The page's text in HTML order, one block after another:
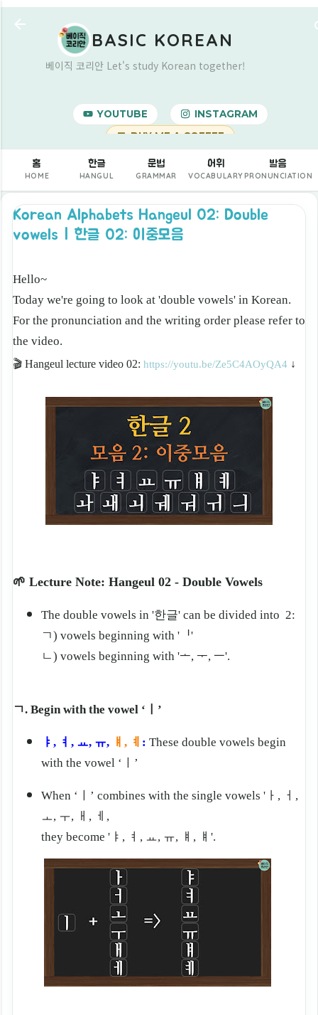
BASIC KOREAN
베이직 코리안 Let's study Korean together!
YOUTUBE
INSTAGRAM
BUY ME A COFFEE
홈
HOME
한글
HANGUL
문법
GRAMMAR
어휘
VOCABULARY
발음
PRONUNCIATION
Korean Alphabets Hangeul 02: Double
vowels | 한글 02: 이중모음
Hello~
Today we're going to look at 'double vowels' in Korean.
For the pronunciation and the writing order please refer to
the video.
🎬 Hangeul lecture video 02: https://youtu.be/Ze5C4AOyQA4 ↓
🌱 Lecture Note: Hangeul 02 - Double Vowels
The double vowels in '한글' can be divided into 2:
ㄱ) vowels beginning with 'ᅵ'
ㄴ) vowels beginning with 'ᅩ, ᅮ, ㅡ'.
ㄱ. Begin with the vowel ‘ ’
ㅑ, ㅕ, ㅛ, ㅠ, ㅒ, ㅖ : These double vowels begin
with the vowel ‘ㅣ ’
When ‘ ’ combines with the single vowels ' ㅏ , ㅓ ,
ㅗ, ㅜ, ㅐ , ㅔ,
they become 'ㅑ, ㅕ, ㅛ, ㅠ, ㅒ, ㅒ'.